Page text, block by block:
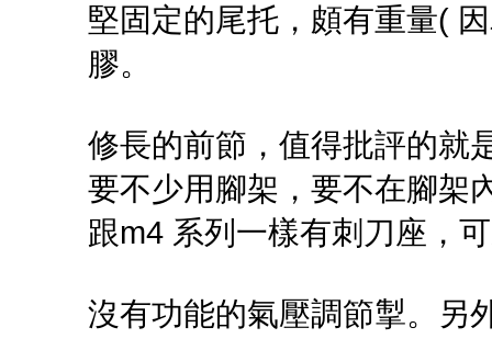
堅固定的尾托，頗有重量(
膠。
修長的前節，值得批評的就
要不少用腳架，要不在腳架
跟m4 系列一樣有刺刀座，
沒有功能的氣壓調節掣。另